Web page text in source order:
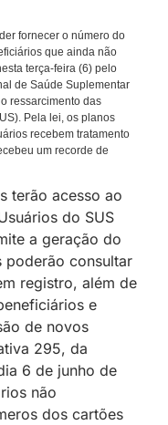
fornecer o número do
que ainda não
terça-feira (6) pelo
de Saúde Suplementar
ressarcimento das
Pela lei, os planos
recebem tratamento
um recorde de
terão acesso ao
do SUS
a geração do
poderão consultar
registro, além de
e
de novos
295, da
6 de junho de
não
dos cartões